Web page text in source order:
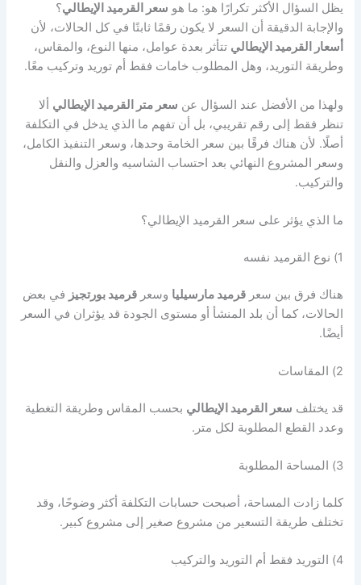
يظل السؤال الأكثر تكرارًا هو: ما هو سعر القرميد الإيطالي؟
والإجابة الدقيقة أن السعر لا يكون رقمًا ثابتًا في كل الحالات، لأن
أسعار القرميد الإيطالي تتأثر بعدة عوامل، منها النوع، والمقاس،
وطريقة التوريد، وهل المطلوب خامات فقط أم توريد وتركيب معًا.
ولهذا من الأفضل عند السؤال عن سعر متر القرميد الإيطالي ألا
تنظر فقط إلى رقم تقريبي، بل أن تفهم ما الذي يدخل في التكلفة
أصلًا. لأن هناك فرقًا بين سعر الخامة وحدها، وسعر التنفيذ الكامل،
وسعر المشروع النهائي بعد احتساب الشاسيه والعزل والنقل
والتركيب.
ما الذي يؤثر على سعر القرميد الإيطالي؟
1) نوع القرميد نفسه
هناك فرق بين سعرقرميد مارسيليا وسعرقرميد بورتجيز في بعض
الحالات، كما أن بلد المنشأ أو مستوى الجودة قد يؤثران في السعر
أيضًا.
2) المقاسات
قد يختلف سعر القرميد الإيطالي بحسب المقاس وطريقة التغطية
وعدد القطع المطلوبة لكل متر.
3) المساحة المطلوبة
كلما زادت المساحة، أصبحت حسابات التكلفة أكثر وضوحًا، وقد
تختلف طريقة التسعير من مشروع صغير إلى مشروع كبير.
4) التوريد فقط أم التوريد والتركيب